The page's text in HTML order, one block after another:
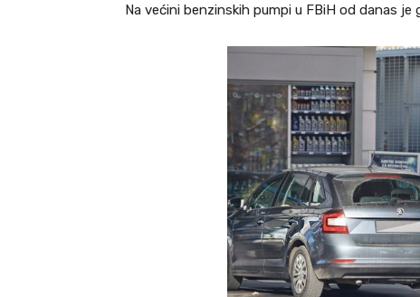
Na većini benzinskih pumpi u FBiH od danas